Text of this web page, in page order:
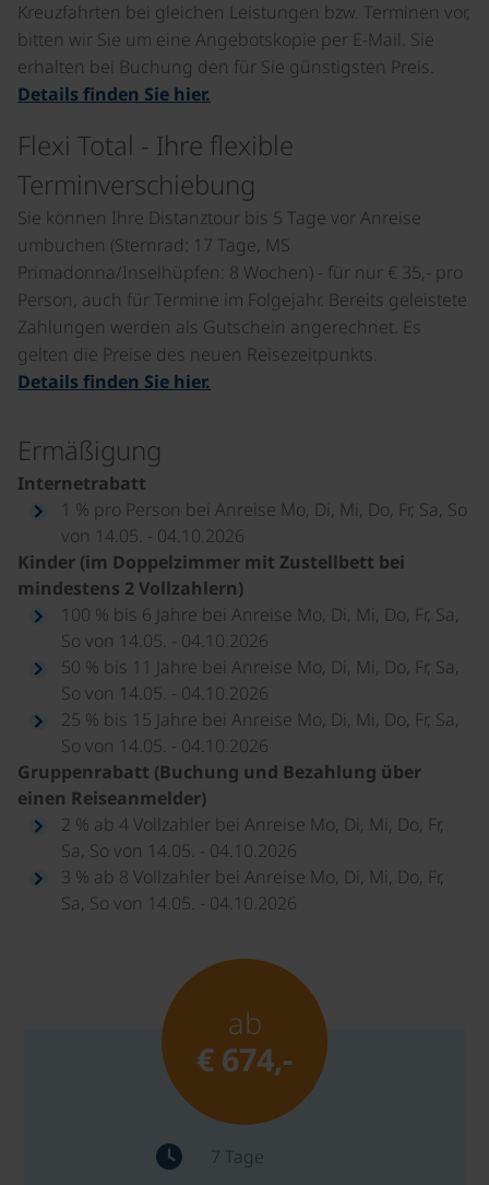
Kreuzfahrten bei gleichen Leistungen bzw. Terminen vor,
bitten wir Sie um eine Angebotskopie per E-Mail. Sie
erhalten bei Buchung den für Sie günstigsten Preis.
Details finden Sie hier.
Flexi Total - Ihre flexible
Terminverschiebung
Sie können Ihre Distanztour bis 5 Tage vor Anreise
umbuchen (Sternrad: 17 Tage, MS
Primadonna/Inselhüpfen: 8 Wochen) - für nur € 35,- pro
Person, auch für Termine im Folgejahr. Bereits geleistete
Zahlungen werden als Gutschein angerechnet. Es
gelten die Preise des neuen Reisezeitpunkts.
Details finden Sie hier.
Ermäßigung
Internetrabatt
1 % pro Person bei Anreise Mo, Di, Mi, Do, Fr, Sa, So
von 14.05. - 04.10.2026
Kinder (im Doppelzimmer mit Zustellbett bei
mindestens 2 Vollzahlern)
100 % bis 6 Jahre bei Anreise Mo, Di, Mi, Do, Fr, Sa,
So von 14.05. - 04.10.2026
50 % bis 11 Jahre bei Anreise Mo, Di, Mi, Do, Fr, Sa,
So von 14.05. - 04.10.2026
25 % bis 15 Jahre bei Anreise Mo, Di, Mi, Do, Fr, Sa,
So von 14.05. - 04.10.2026
Gruppenrabatt (Buchung und Bezahlung über
einen Reiseanmelder)
2 % ab 4 Vollzahler bei Anreise Mo, Di, Mi, Do, Fr,
Sa, So von 14.05. - 04.10.2026
3 % ab 8 Vollzahler bei Anreise Mo, Di, Mi, Do, Fr,
Sa, So von 14.05. - 04.10.2026
ab
€ 674,-
7 Tage